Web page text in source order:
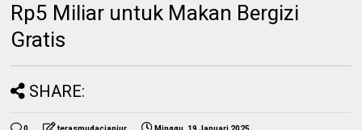
Rp5 Miliar untuk Makan Bergizi
Gratis
SHARE: